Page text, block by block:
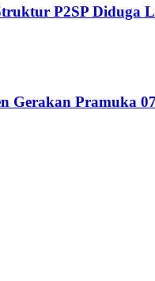
P2SP
Gerakan Pramuka